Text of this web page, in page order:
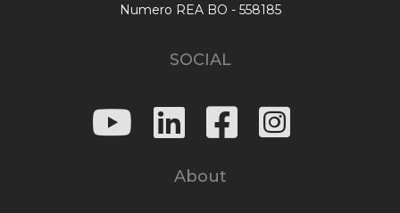
Numero REA BO - 558185
SOCIAL
About